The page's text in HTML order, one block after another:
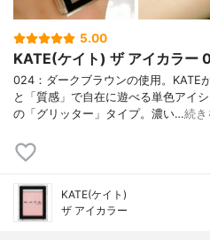
5.00
KATE(ケイト) ザ アイカラー
024：ダークブラウンの使用。KATE
と「質感」で自在に遊べる単色アイ
の「グリッター」タイプ。濃い…続き
KATE(ケイト)
ザ アイカラー